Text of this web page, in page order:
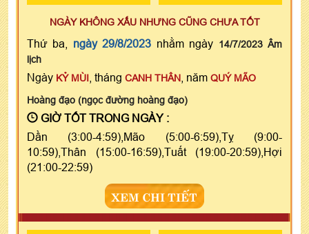
NGÀY KHÔNG XẤU NHƯNG CŨNG CHƯA TỐT
Thứ ba, ngày 29/8/2023 nhằm ngày 14/7/2023 Âm
lịch
Ngày KỶ MÙI , tháng CANH THÂN , năm QUÝ MÃO
Hoàng đạo (ngọc đường hoàng đạo)
GIỜ TỐT TRONG NGÀY :
Dần (3:00-4:59),Mão (5:00-6:59),Tỵ (9:00-
10:59),Thân (15:00-16:59),Tuất (19:00-20:59),Hợi
(21:00-22:59)
XEM CHI TIẾT